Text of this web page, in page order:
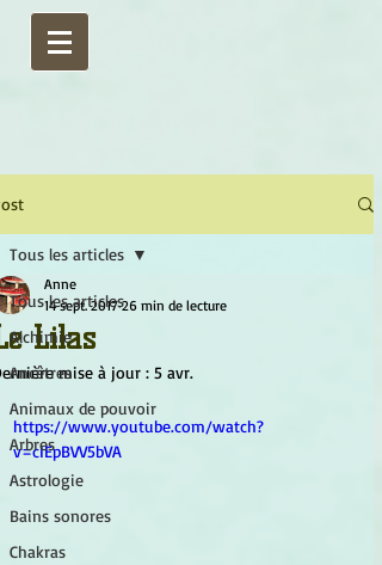
Tous les articles
Alchimie
Ancêtres
Animaux de pouvoir
Arbres
Astrologie
Bains sonores
Chakras
Tous les articles
Lilas
Anne
14 sept. 2017 26 min de lecture
mise à jour : 5 avr.
https://www.youtube.com/watch?
v=cIEpBVV5bVA